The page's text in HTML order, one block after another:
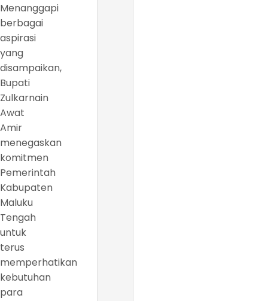
Menanggapi
berbagai
aspirasi
yang
disampaikan,
Bupati
Zulkarnain
Awat
Amir
menegaskan
komitmen
Pemerintah
Kabupaten
Maluku
Tengah
untuk
terus
memperhatikan
kebutuhan
para